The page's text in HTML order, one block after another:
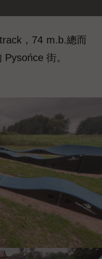
，74 m.b.總而
街。